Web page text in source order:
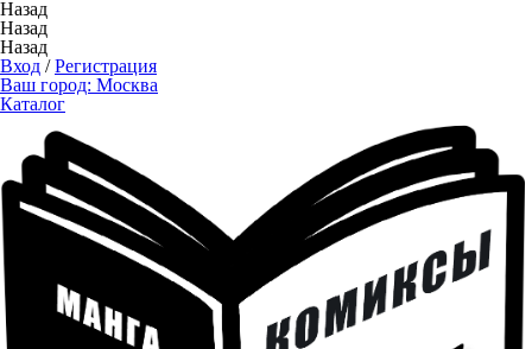
Назад
Назад
Назад
Вход /Регистрация
Ваш город: Москва
Каталог